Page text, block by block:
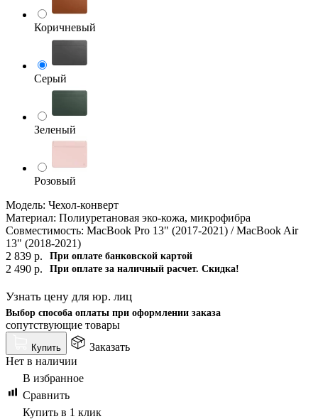
Коричневый
Серый
Зеленый
Розовый
Модель: Чехол-конверт
Материал: Полиуретановая эко-кожа, микрофибра
Совместимость: MacBook Pro 13" (2017-2021) / MacBook Air
13" (2018-2021)
2 839 р. При оплате банковской картой
2 490 р. При оплате за наличный расчет. Скидка!
Узнать цену для юр. лиц
Выбор способа оплаты при оформлении заказа
сопутствующие товары
Купить
Заказать
Нет в наличии
В избранное
Сравнить
Купить в 1 клик